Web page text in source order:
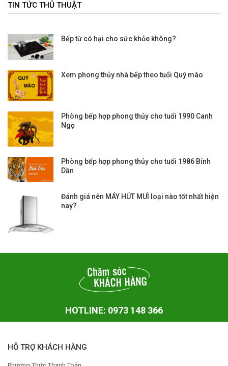
TIN TỨC THỦ THUẬT
Bếp từ có hại cho sức khỏe không?
Xem phong thủy nhà bếp theo tuổi Quý mão
Phòng bếp hợp phong thủy cho tuổi 1990 Canh
Ngọ
Phòng bếp hợp phong thủy cho tuổi 1986 Bính
Dần
Đánh giá nên MÁY HÚT MUÌ loại nào tốt nhất hiện
nay?
HOTLINE: 0973 148 366
HỖ TRỢ KHÁCH HÀNG